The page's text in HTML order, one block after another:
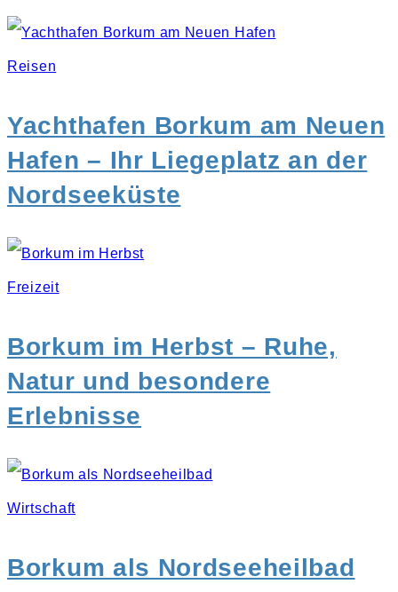
Reisen
Yachthafen Borkum am Neuen
Hafen – Ihr Liegeplatz an der
Nordseeküste
Freizeit
Borkum im Herbst – Ruhe,
Natur und besondere
Erlebnisse
Wirtschaft
Borkum als Nordseeheilbad